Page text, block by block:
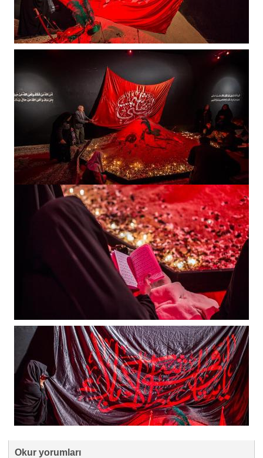
Okur yorumları